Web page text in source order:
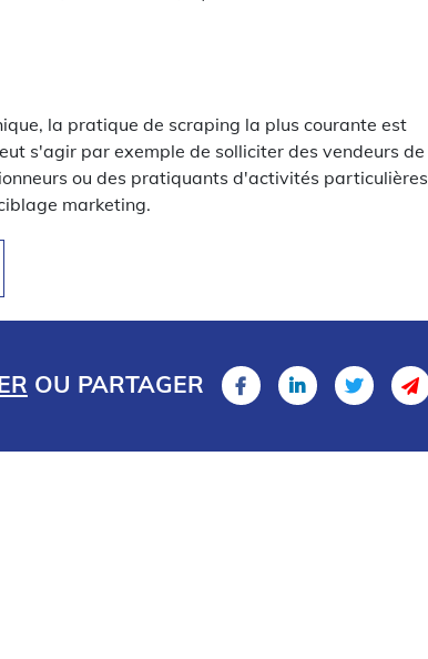
la pratique de scraping la plus courante est
s'agir par exemple de solliciter des vendeurs de
ou des pratiquants d'activités particulières
marketing.
OU PARTAGER